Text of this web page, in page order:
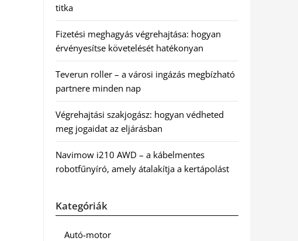
titka
Fizetési meghagyás végrehajtása: hogyan
érvényesítse követelését hatékonyan
Teverun roller – a városi ingázás megbízható
partnere minden nap
Végrehajtási szakjogász: hogyan védheted
meg jogaidat az eljárásban
Navimow i210 AWD – a kábelmentes
robotfűnyíró, amely átalakítja a kertápolást
Kategóriák
Autó-motor